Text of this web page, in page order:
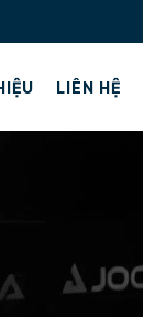
LIÊN HỆ